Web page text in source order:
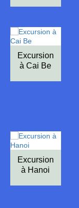
Excursion
à Cai Be
Excursion
à Hanoi